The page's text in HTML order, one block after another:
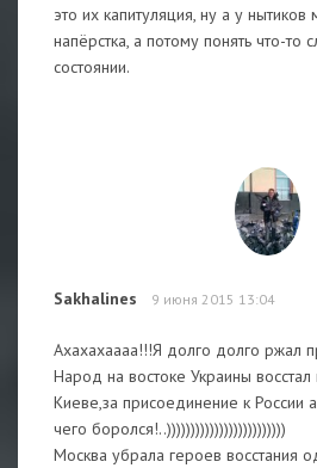
это их капитуляция, ну а у
напёрстка, а потому понять что-то
состоянии.
Sakhalines 9 июня 2015 13:04
Ахахахаааа!!!Я долго долго ржал
Народ на востоке Украины восстал
Киеве,за присоединение к России
чего боролся!..)))))))))))))))))))))))))
Москва убрала героев восстания